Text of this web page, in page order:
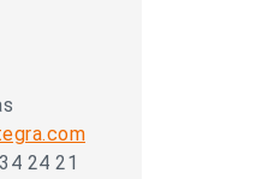
24 21